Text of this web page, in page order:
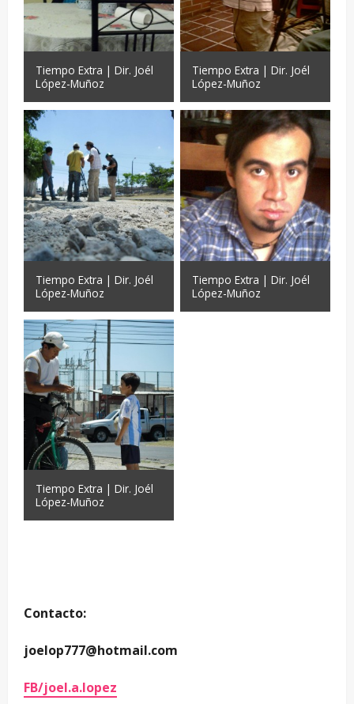
Tiempo Extra | Dir. Joél
López-Muñoz
Tiempo Extra | Dir. Joél
López-Muñoz
Tiempo Extra | Dir. Joél
López-Muñoz
Tiempo Extra | Dir. Joél
López-Muñoz
Tiempo Extra | Dir. Joél
López-Muñoz
Contacto:
joelop777@hotmail.com
FB/joel.a.lopez